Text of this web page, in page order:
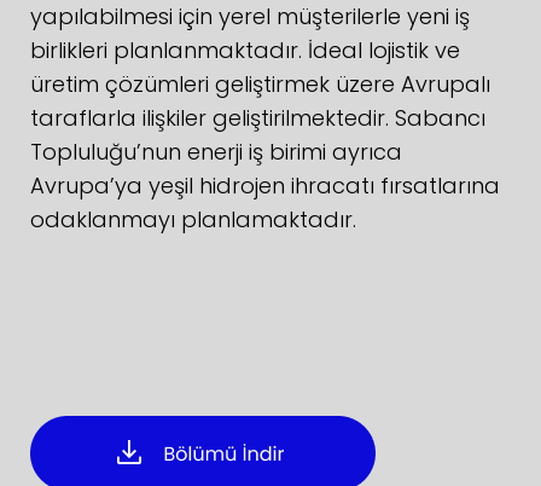
yapılabilmesi için yerel müşterilerle yeni iş
birlikleri planlanmaktadır. İdeal lojistik ve
üretim çözümleri geliştirmek üzere Avrupalı
taraflarla ilişkiler geliştirilmektedir. Sabancı
Topluluğu’nun enerji iş birimi ayrıca
Avrupa’ya yeşil hidrojen ihracatı fırsatlarına
odaklanmayı planlamaktadır.